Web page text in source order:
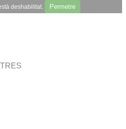
deshabilitat. Permetre